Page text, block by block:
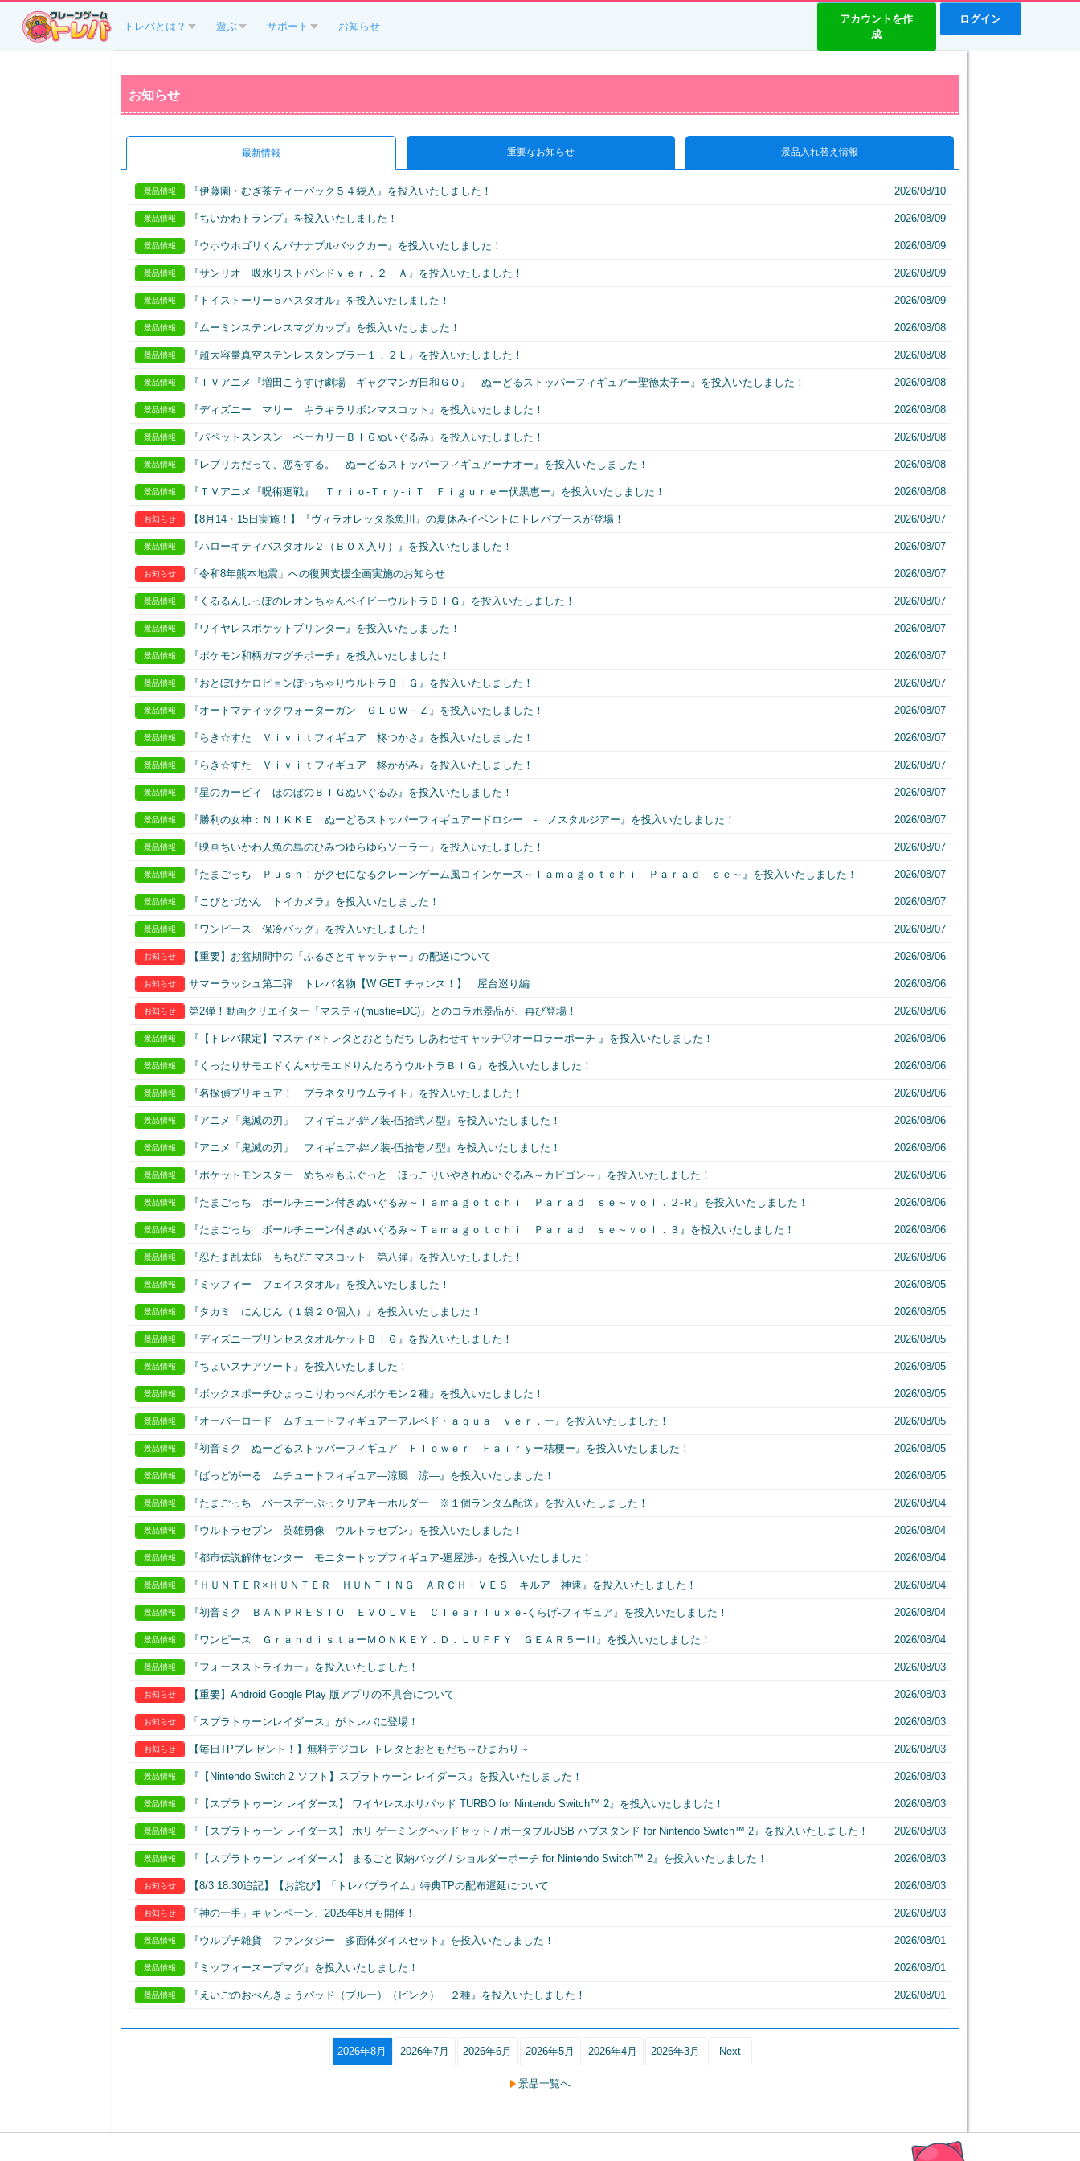
トレバとは？ 遊ぶ サポート お知らせ
アカウントを作
成
ログイン
お知らせ
最新情報 重要なお知らせ 景品入れ替え情報
景品情報 『伊藤園・むぎ茶ティーバック５４袋入』を投入いたしました！ 2026/08/10
景品情報 『ちいかわトランプ』を投入いたしました！ 2026/08/09
景品情報 『ウホウホゴリくんバナナプルバックカー』を投入いたしました！ 2026/08/09
景品情報 『サンリオ 吸水リストバンドｖｅｒ．２ Ａ』を投入いたしました！ 2026/08/09
景品情報 『トイストーリー５バスタオル』を投入いたしました！ 2026/08/09
景品情報 『ムーミンステンレスマグカップ』を投入いたしました！ 2026/08/08
景品情報 『超大容量真空ステンレスタンブラー１．２Ｌ』を投入いたしました！ 2026/08/08
景品情報 『ＴＶアニメ『増田こうすけ劇場 ギャグマンガ日和ＧＯ』 ぬーどるストッパーフィギュアー聖徳太子ー』を投入いたしました！ 2026/08/08
景品情報 『ディズニー マリー キラキラリボンマスコット』を投入いたしました！ 2026/08/08
景品情報 『パペットスンスン ベーカリーＢＩＧぬいぐるみ』を投入いたしました！ 2026/08/08
景品情報 『レプリカだって、恋をする。 ぬーどるストッパーフィギュアーナオー』を投入いたしました！ 2026/08/08
景品情報 『ＴＶアニメ『呪術廻戦』 Ｔｒｉｏ-Ｔｒｙ-ｉＴ Ｆｉｇｕｒｅー伏黒恵ー』を投入いたしました！ 2026/08/08
お知らせ 【8月14・15日実施！】『ヴィラオレッタ糸魚川』の夏休みイベントにトレバブースが登場！ 2026/08/07
景品情報 『ハローキティバスタオル２（ＢＯＸ入り）』を投入いたしました！ 2026/08/07
お知らせ 「令和8年熊本地震」への復興支援企画実施のお知らせ 2026/08/07
景品情報 『くるるんしっぽのレオンちゃんベイビーウルトラＢＩＧ』を投入いたしました！ 2026/08/07
景品情報 『ワイヤレスポケットプリンター』を投入いたしました！ 2026/08/07
景品情報 『ポケモン和柄ガマグチポーチ』を投入いたしました！ 2026/08/07
景品情報 『おとぼけケロピョンぽっちゃりウルトラＢＩＧ』を投入いたしました！ 2026/08/07
景品情報 『オートマティックウォーターガン ＧＬＯＷ－Ｚ』を投入いたしました！ 2026/08/07
景品情報 『らき☆すた Ｖｉｖｉｔフィギュア 柊つかさ』を投入いたしました！ 2026/08/07
景品情報 『らき☆すた Ｖｉｖｉｔフィギュア 柊かがみ』を投入いたしました！ 2026/08/07
景品情報 『星のカービィ ほのぼのＢＩＧぬいぐるみ』を投入いたしました！ 2026/08/07
景品情報 『勝利の女神：ＮＩＫＫＥ ぬーどるストッパーフィギュアードロシー - ノスタルジアー』を投入いたしました！ 2026/08/07
景品情報 『映画ちいかわ人魚の島のひみつゆらゆらソーラー』を投入いたしました！ 2026/08/07
景品情報 『たまごっち Ｐｕｓｈ！がクセになるクレーンゲーム風コインケース～Ｔａｍａｇｏｔｃｈｉ Ｐａｒａｄｉｓｅ～』を投入いたしました！ 2026/08/07
景品情報 『こびとづかん トイカメラ』を投入いたしました！ 2026/08/07
景品情報 『ワンピース 保冷バッグ』を投入いたしました！ 2026/08/07
お知らせ 【重要】お盆期間中の「ふるさとキャッチャー」の配送について 2026/08/06
お知らせ サマーラッシュ第二弾 トレバ名物【W GET チャンス！】 屋台巡り編 2026/08/06
お知らせ 第2弾！動画クリエイター『マスティ(mustie=DC)』とのコラボ景品が、再び登場！ 2026/08/06
景品情報 『【トレバ限定】マスティ×トレタとおともだち しあわせキャッチ♡オーロラーポーチ 』を投入いたしました！ 2026/08/06
景品情報 『くったりサモエドくん×サモエドりんたろうウルトラＢＩＧ』を投入いたしました！ 2026/08/06
景品情報 『名探偵プリキュア！ プラネタリウムライト』を投入いたしました！ 2026/08/06
景品情報 『アニメ「鬼滅の刃」 フィギュア-絆ノ装-伍拾弐ノ型』を投入いたしました！ 2026/08/06
景品情報 『アニメ「鬼滅の刃」 フィギュア-絆ノ装-伍拾壱ノ型』を投入いたしました！ 2026/08/06
景品情報 『ポケットモンスター めちゃもふぐっと ほっこりいやされぬいぐるみ～カビゴン～』を投入いたしました！ 2026/08/06
景品情報 『たまごっち ボールチェーン付きぬいぐるみ～Ｔａｍａｇｏｔｃｈｉ Ｐａｒａｄｉｓｅ～ｖｏｌ．２-Ｒ』を投入いたしました！ 2026/08/06
景品情報 『たまごっち ボールチェーン付きぬいぐるみ～Ｔａｍａｇｏｔｃｈｉ Ｐａｒａｄｉｓｅ～ｖｏｌ．３』を投入いたしました！ 2026/08/06
景品情報 『忍たま乱太郎 もちぴこマスコット 第八弾』を投入いたしました！ 2026/08/06
景品情報 『ミッフィー フェイスタオル』を投入いたしました！ 2026/08/05
景品情報 『タカミ にんじん（１袋２０個入）』を投入いたしました！ 2026/08/05
景品情報 『ディズニープリンセスタオルケットＢＩＧ』を投入いたしました！ 2026/08/05
景品情報 『ちょいスナアソート』を投入いたしました！ 2026/08/05
景品情報 『ボックスポーチひょっこりわっぺんポケモン２種』を投入いたしました！ 2026/08/05
景品情報 『オーバーロード ムチュートフィギュアーアルベド・ａｑｕａ ｖｅｒ．ー』を投入いたしました！ 2026/08/05
景品情報 『初音ミク ぬーどるストッパーフィギュア Ｆｌｏｗｅｒ Ｆａｉｒｙー桔梗ー』を投入いたしました！ 2026/08/05
景品情報 『ばっどがーる ムチュートフィギュア―涼風 涼―』を投入いたしました！ 2026/08/05
景品情報 『たまごっち バースデーぷっクリアキーホルダー ※１個ランダム配送』を投入いたしました！ 2026/08/04
景品情報 『ウルトラセブン 英雄勇像 ウルトラセブン』を投入いたしました！ 2026/08/04
景品情報 『都市伝説解体センター モニタートップフィギュア-廻屋渉-』を投入いたしました！ 2026/08/04
景品情報 『ＨＵＮＴＥＲ×ＨＵＮＴＥＲ ＨＵＮＴＩＮＧ ＡＲＣＨＩＶＥＳ キルア 神速』を投入いたしました！ 2026/08/04
景品情報 『初音ミク ＢＡＮＰＲＥＳＴＯ ＥＶＯＬＶＥ Ｃｌｅａｒｌｕｘｅ-くらげ-フィギュア』を投入いたしました！ 2026/08/04
景品情報 『ワンピース ＧｒａｎｄｉｓｔａーＭＯＮＫＥＹ．Ｄ．ＬＵＦＦＹ ＧＥＡＲ５ーⅢ』を投入いたしました！ 2026/08/04
景品情報 『フォースストライカー』を投入いたしました！ 2026/08/03
お知らせ 【重要】Android Google Play 版アプリの不具合について 2026/08/03
お知らせ 「スプラトゥーンレイダース」がトレバに登場！ 2026/08/03
お知らせ 【毎日TPプレゼント！】無料デジコレ トレタとおともだち～ひまわり～ 2026/08/03
景品情報 『【Nintendo Switch 2 ソフト】スプラトゥーン レイダース』を投入いたしました！ 2026/08/03
景品情報 『【スプラトゥーン レイダース】 ワイヤレスホリパッド TURBO for Nintendo Switch™ 2』を投入いたしました！ 2026/08/03
景品情報 『【スプラトゥーン レイダース】 ホリ ゲーミングヘッドセット / ポータブルUSB ハブスタンド for Nintendo Switch™ 2』を投入いたしました！ 2026/08/03
景品情報 『【スプラトゥーン レイダース】 まるごと収納バッグ / ショルダーポーチ for Nintendo Switch™ 2』を投入いたしました！ 2026/08/03
お知らせ 【8/3 18:30追記】【お詫び】「トレバプライム」特典TPの配布遅延について 2026/08/03
お知らせ 「神の一手」キャンペーン、2026年8月も開催！ 2026/08/03
景品情報 『ウルプチ雑貨 ファンタジー 多面体ダイスセット』を投入いたしました！ 2026/08/01
景品情報 『ミッフィースープマグ』を投入いたしました！ 2026/08/01
景品情報 『えいごのおべんきょうパッド（ブルー）（ピンク） ２種』を投入いたしました！ 2026/08/01
2026年8月 2026年7月 2026年6月 2026年5月 2026年4月 2026年3月 Next
景品一覧へ